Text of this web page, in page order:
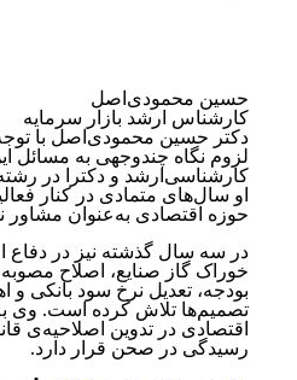
حسین محمودی‌اصل
کارشناس ارشد بازار سرمایه‌
دکتر حسین محمودی‌اصل با
لزوم نگاه چندوجهی به مسائل
کارشناسی‌ارشد و دکترا در
او سال‌های متمادی در کنار
حوزه اقتصادی به‌عنوان مشاور
در سه سال گذشته نیز در دفاع
خوراک گاز صنایع، اصلاح
بودجه، تعدیل نرخ سود بانکی
تصمیم‌ها تلاش کرده است. وی
اقتصادی در تدوین اصلاحیه‌ی
رسیدگی در صحن قرار دارد.